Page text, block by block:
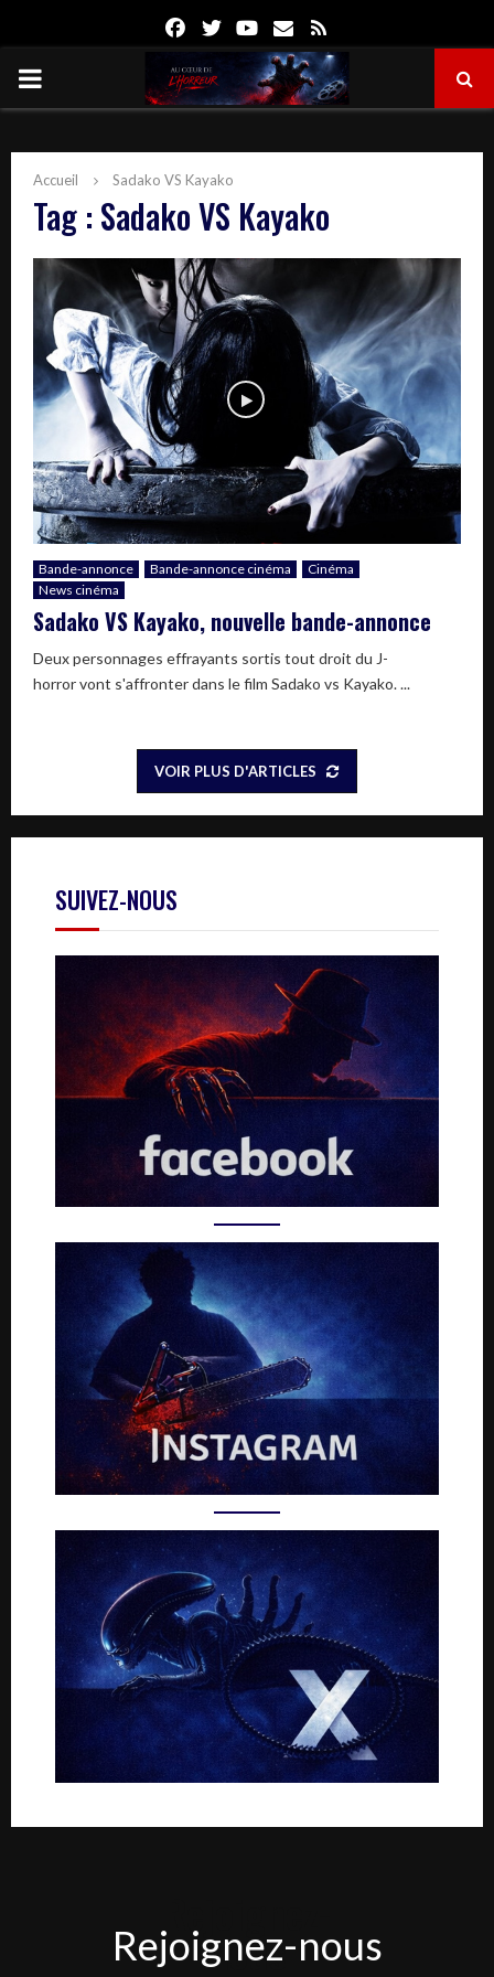
FacebookTwitterYoutube
Email
PRIMARY
Accueil Sadako VS Kayako
Tag : Sadako VS Kayako
Bande-annonce Bande-annonce cinéma
Cinéma
News cinéma
Sadako VS Kayako, nouvelle bande-annonce
Deux personnages effrayants sortis tout droit du J-
horror vont s'affronter dans le film Sadako vs Kayako. ...
VOIR PLUS D'ARTICLES
SUIVEZ-NOUS
nous
Rejoignez-nous